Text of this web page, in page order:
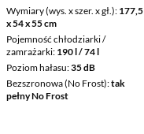
Wymiary (wys. x szer. x gł.) 177,5
x 54 x 55 cm
Pojemność chłodziarki /
zamrażarki 190 l / 74 l
Poziom hałasu 35 dB
Bezszronowa (No Frost) tak
pełny No Frost